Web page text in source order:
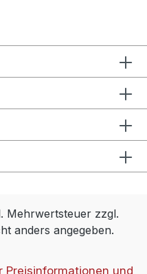
Mehrwertsteuer zzgl.
anders angegeben.
Preisinformationen und